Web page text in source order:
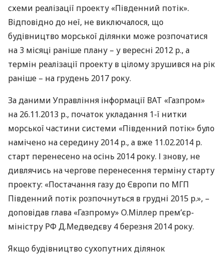
схеми реалізації проекту «Південний потік».
Відповідно до неї, не виключалося, що
будівництво морської ділянки може розпочатися
на 3 місяці раніше плану – у вересні 2012 р., а
термін реалізації проекту в цілому зрушився на рік
раніше – на грудень 2017 року.
За даними Управління інформації ВАТ «Газпром»
на 26.11.2013 р., початок укладання 1-ї нитки
морської частини системи «Південний потік» було
намічено на середину 2014 р., а вже 11.02.2014 р.
старт перенесено на осінь 2014 року. І знову, не
дивлячись на чергове перенесення терміну старту
проекту: «Постачання газу до Європи по МГП
Південний потік розпочнуться в грудні 2015 р.», –
доповідав глава «Газпрому» О.Міллер прем’єр-
міністру РФ Д.Медведєву 4 березня 2014 року.
Якщо будівництво сухопутних ділянок